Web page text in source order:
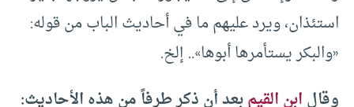
استئذان، ويرد عليهم ما في أحاديث الباب من قوله:
«والبكر يستأمرها أبوها».. إلخ.
وقالابن القيمبعد أن ذكر طرفاً من هذه الأحاديث: